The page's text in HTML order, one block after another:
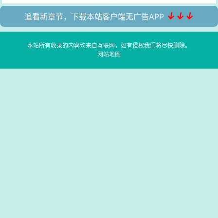
追看新章节，下载本站客户端无广告APP ↓↓↓
本站所有收录的内容均来自互联网，如有侵权我们将尽快删除。
网站地图